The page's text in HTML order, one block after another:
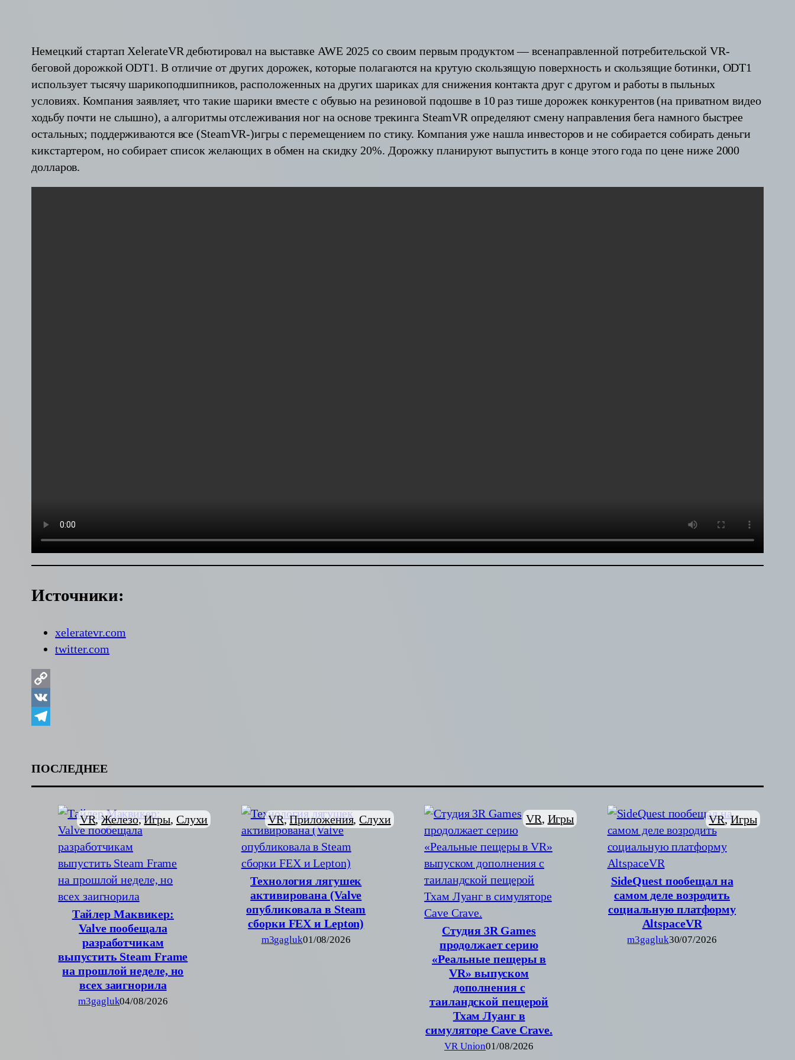
Немецкий стартап XelerateVR дебютировал на выставке AWE 2025 со своим первым продуктом — всенаправленной потребительской VR-
беговой дорожкой ODT1. В отличие от других дорожек, которые полагаются на крутую скользящую поверхность и скользящие ботинки, ODT1
использует тысячу шарикоподшипников, расположенных на других шариках для снижения контакта друг с другом и работы в пыльных
условиях. Компания заявляет, что такие шарики вместе с обувью на резиновой подошве в 10 раз тише дорожек конкурентов (на приватном видео
ходьбу почти не слышно), а алгоритмы отслеживания ног на основе трекинга SteamVR определяют смену направления бега намного быстрее
остальных; поддерживаются все (SteamVR-)игры с перемещением по стику. Компания уже нашла инвесторов и не собирается собирать деньги
кикстартером, но собирает список желающих в обмен на скидку 20%. Дорожку планируют выпустить в конце этого года по цене ниже 2000
долларов.
Источники:
xeleratevr.com
twitter.com
Copy
Link
VK
ПОСЛЕДНЕЕ
Тайлер Маквикер:
Valve пообещала
разработчикам
выпустить Steam Frame
на прошлой неделе, но
всех заигнорила
VR, Железо, Игры, Слухи
m3gagluk04/08/2026
Технология лягушек
активирована (Valve
опубликовала в Steam
сборки FEX и Lepton)
VR, Приложения, Слухи
m3gagluk01/08/2026
Студия 3R Games
продолжает серию
«Реальные пещеры в
VR» выпуском
дополнения с
таиландской пещерой
Тхам Луанг в
симуляторе Cave Crave.
VR, Игры
VR Union01/08/2026
SideQuest пообещал на
самом деле возродить
социальную платформу
AltspaceVR
VR, Игры
m3gagluk30/07/2026